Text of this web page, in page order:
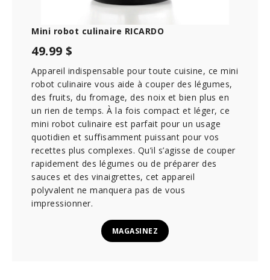
Mini robot culinaire RICARDO
49.99 $
Appareil indispensable pour toute cuisine, ce mini
robot culinaire vous aide à couper des légumes,
des fruits, du fromage, des noix et bien plus en
un rien de temps. À la fois compact et léger, ce
mini robot culinaire est parfait pour un usage
quotidien et suffisamment puissant pour vos
recettes plus complexes. Qu’il s’agisse de couper
rapidement des légumes ou de préparer des
sauces et des vinaigrettes, cet appareil
polyvalent ne manquera pas de vous
impressionner.
MAGASINEZ